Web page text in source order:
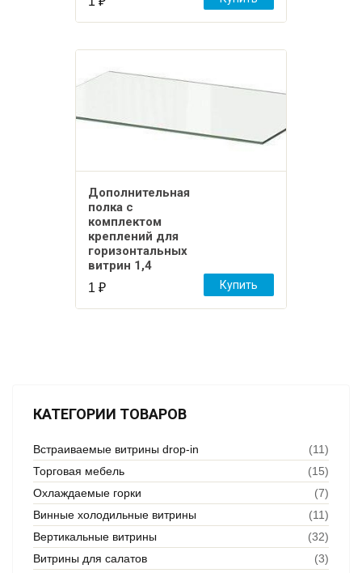
Дополнительная
полка с
комплектом
креплений для
горизонтальных
витрин 1,4
1 ₽ Купить
КАТЕГОРИИ ТОВАРОВ
Встраиваемые витрины drop‑in
(11)
Торговая мебель
(15)
Охлаждаемые горки
(7)
Винные холодильные витрины
(11)
Вертикальные витрины
(32)
Витрины для салатов
(3)